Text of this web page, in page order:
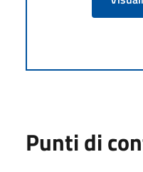
Punti di